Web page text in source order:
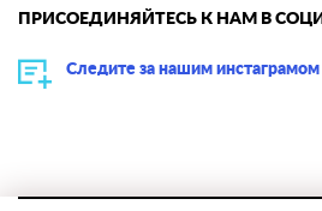
ПРИСОЕДИНЯЙТЕСЬ К НАМ В
Следите за нашим инстаграмом